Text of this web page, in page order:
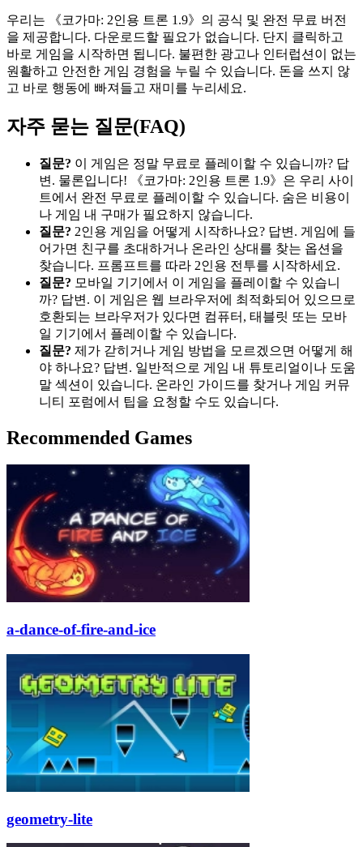
우리는 《코가마: 2인용 트론 1.9》의 공식 및 완전 무료 버전
을 제공합니다. 다운로드할 필요가 없습니다. 단지 클릭하고
바로 게임을 시작하면 됩니다. 불편한 광고나 인터럽션이 없는
원활하고 안전한 게임 경험을 누릴 수 있습니다. 돈을 쓰지 않
고 바로 행동에 빠져들고 재미를 누리세요.
자주 묻는 질문(FAQ)
질문? 이 게임은 정말 무료로 플레이할 수 있습니까? 답
변. 물론입니다! 《코가마: 2인용 트론 1.9》은 우리 사이
트에서 완전 무료로 플레이할 수 있습니다. 숨은 비용이
나 게임 내 구매가 필요하지 않습니다.
질문? 2인용 게임을 어떻게 시작하나요? 답변. 게임에 들
어가면 친구를 초대하거나 온라인 상대를 찾는 옵션을
찾습니다. 프롬프트를 따라 2인용 전투를 시작하세요.
질문? 모바일 기기에서 이 게임을 플레이할 수 있습니
까? 답변. 이 게임은 웹 브라우저에 최적화되어 있으므로
호환되는 브라우저가 있다면 컴퓨터, 태블릿 또는 모바
일 기기에서 플레이할 수 있습니다.
질문? 제가 갇히거나 게임 방법을 모르겠으면 어떻게 해
야 하나요? 답변. 일반적으로 게임 내 튜토리얼이나 도움
말 섹션이 있습니다. 온라인 가이드를 찾거나 게임 커뮤
니티 포럼에서 팁을 요청할 수도 있습니다.
Recommended Games
a-dance-of-fire-and-ice
geometry-lite